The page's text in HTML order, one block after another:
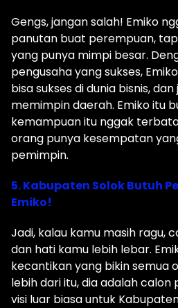
Gengs, jangan salah! Emiko
panutan buat perempuan,
yang punya mimpi besar.
pengusaha yang sukses,
bisa sukses di dunia bisnis,
memimpin daerah. Emiko itu
kemampuan itu nggak
orang punya kesempatan
pemimpin.
5. Kabupaten Solok Butuh
Emiko!
Jadi, kalau kamu masih ragu,
dan hati kamu lebih lebar.
kecantikan yang bikin semua
lebih dari itu, dia adalah
visi luar biasa untuk